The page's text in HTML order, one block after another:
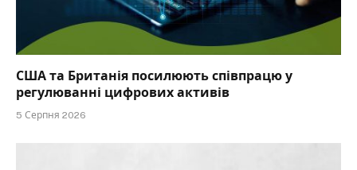
США та Британія посилюють співпрацю у
регулюванні цифрових активів
5 Серпня 2026